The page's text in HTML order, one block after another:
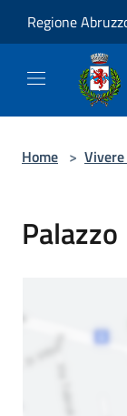
Regione
Home >
Palazzo